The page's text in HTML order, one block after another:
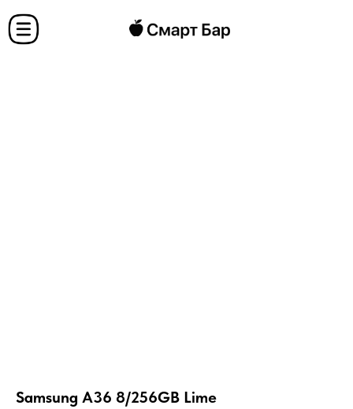
Samsung A36 8/256GB Lime